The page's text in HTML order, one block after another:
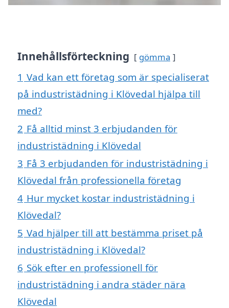
Innehållsförteckning gömma
1 Vad kan ett företag som är specialiserat
på industristädning i Klövedal hjälpa till
med?
2 Få alltid minst 3 erbjudanden för
industristädning i Klövedal
3 Få 3 erbjudanden för industristädning i
Klövedal från professionella företag
4 Hur mycket kostar industristädning i
Klövedal?
5 Vad hjälper till att bestämma priset på
industristädning i Klövedal?
6 Sök efter en professionell för
industristädning i andra städer nära
Klövedal